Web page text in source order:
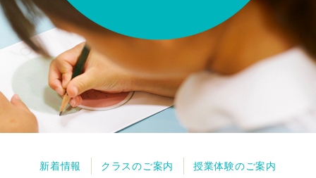
新着情報 クラスのご案内 授業体験のご案内